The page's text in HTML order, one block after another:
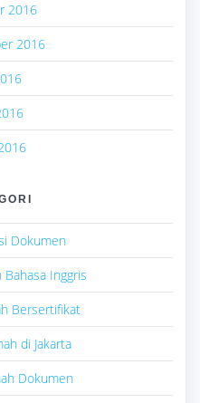
2016
2016
Dokumen
Bahasa Inggris
Bersertifikat
di Jakarta
Dokumen